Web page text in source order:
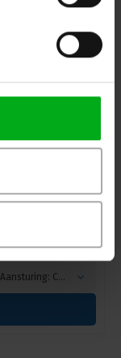
Openingshoek: 18°, Kleurtemperatuur: 3000K, Aansturing: CASAMBI, Kleur: Zwart